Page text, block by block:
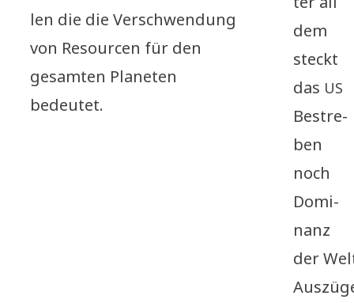
len die die Ver­schwen­dung
von Resour­cen für den
gesam­ten Pla­ne­ten
bedeutet.
dem
steckt
das US
Bestre­
ben
noch
Domi­
nanz
der